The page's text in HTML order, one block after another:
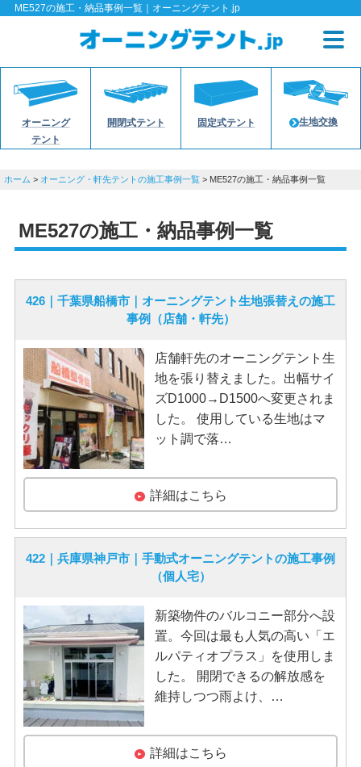
ME527の施工・納品事例一覧｜オーニングテント.jp
オーニング
テント
開閉式テント 固定式テント 生地交換
ホーム > オーニング・軒先テントの施工事例一覧 > ME527の施工・納品事例一覧
ME527の施工・納品事例一覧
426｜千葉県船橋市｜オーニングテント生地張替えの施工
事例（店舗・軒先）
店舗軒先のオーニングテント生
地を張り替えました。出幅サイ
ズD1000→D1500へ変更されま
した。 使用している生地はマ
ット調で落…
詳細はこちら
422｜兵庫県神戸市｜手動式オーニングテントの施工事例
（個人宅）
新築物件のバルコニー部分へ設
置。今回は最も人気の高い「エ
ルパティオプラス」を使用しま
した。 開閉できるの解放感を
維持しつつ雨よけ、…
詳細はこちら